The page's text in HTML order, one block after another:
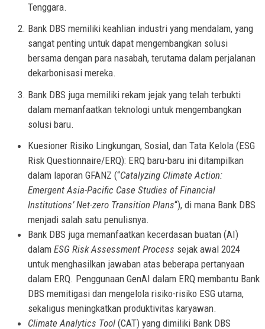
Tenggara.
Bank DBS memiliki keahlian industri yang mendalam, yang
sangat penting untuk dapat mengembangkan solusi
bersama dengan para nasabah, terutama dalam perjalanan
dekarbonisasi mereka.
Bank DBS juga memiliki rekam jejak yang telah terbukti
dalam memanfaatkan teknologi untuk mengembangkan
solusi baru.
Kuesioner Risiko Lingkungan, Sosial, dan Tata Kelola (ESG
Risk Questionnaire/ERQ): ERQ baru-baru ini ditampilkan
dalam laporan GFANZ (“Catalyzing Climate Action:
Emergent Asia-Pacific Case Studies of Financial
Institutions’ Net-zero Transition Plans“), di mana Bank DBS
menjadi salah satu penulisnya.
Bank DBS juga memanfaatkan kecerdasan buatan (AI)
dalam ESG Risk Assessment Process sejak awal 2024
untuk menghasilkan jawaban atas beberapa pertanyaan
dalam ERQ. Penggunaan GenAI dalam ERQ membantu Bank
DBS memitigasi dan mengelola risiko-risiko ESG utama,
sekaligus meningkatkan produktivitas karyawan.
Climate Analytics Tool (CAT) yang dimiliki Bank DBS